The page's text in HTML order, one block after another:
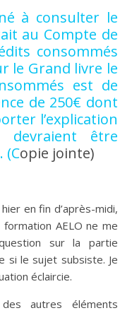
à consulter le
au Compte de
consommés
le Grand livre le
est de
de 250€ dont
l’explication
devraient être
(Copie jointe)
en fin d’après-midi,
AELO ne me
sur la partie
si le sujet subsiste. Je
éclaircie.
autres éléments